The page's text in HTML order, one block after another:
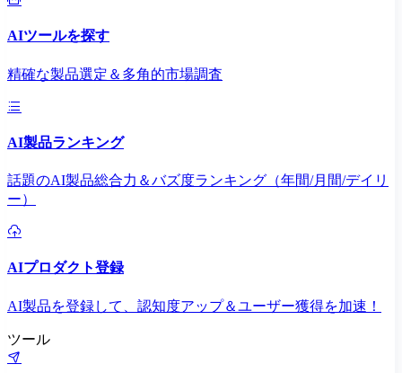
AIツールを探す
精確な製品選定＆多角的市場調査
AI製品ランキング
話題のAI製品総合力＆バズ度ランキング（年間/月間/デイリ
ー）
AIプロダクト登録
AI製品を登録して、認知度アップ＆ユーザー獲得を加速！
ツール